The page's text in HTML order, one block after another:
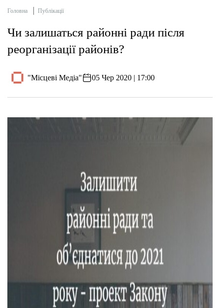
Головна Публікації
Чи залишаться районні ради після
реорганізації районів?
"Місцеві Медіа" 05 Чер 2020 | 17:00